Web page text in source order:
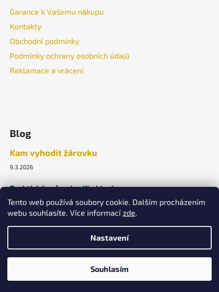
Tento web používá soubory cookie. Dalším procházením
webu souhlasíte. Více informacízde.
Nastavení
Souhlasím
Garance k Vašemu nákupu
Kontakty
Obchodní podmínky
Podmínky ochrany osobních údajů
Reklamace a vrácení
Blog
Kam vyhodit žárovku
9.3.2026
Praktický průvodce likvidací.
ARCHIV
Vytvořil Shoptet
Lightek Design s.r.o.
vyhrazena.